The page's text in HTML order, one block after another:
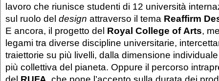
lavoro che riunisce studenti di 12 università
sul ruolo del design attraverso il tema Reaffirm
E ancora, il progetto del Royal College of Arts,
legami tra diverse discipline universitarie,
traiettorie su più livelli, dalla dimensione
più collettiva del pianeta. Oppure il percorso